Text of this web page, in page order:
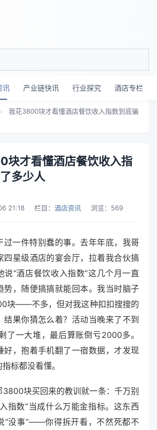
讯 产业链快讯 行业探究 酒店专栏
>
我花3800块才看懂酒店餐饮收入指数到底骗
块才看懂酒店餐饮收入指
多少人
21:18 栏目： 酒店资讯 浏览： 569
过一件特别蠢的事。去年年底，我哥
四星级酒店的宴会厅，拉着我合伙搞
说“酒店餐饮收入指数”这几个月一直
势，随便搞搞就能回本。我当时脑子
块——不多，但对我这种扣扣搜搜的
结果你猜怎么着？活动当晚来了不到
了一大堆，最后算账倒亏2000多。
好，抱着手机翻了一宿数据，才发现
标都没看懂。
3800块买回来的教训就一条：千万别
指数”当成什么万能金指标。这东西
“没事”——你得拆开看，不然死都不